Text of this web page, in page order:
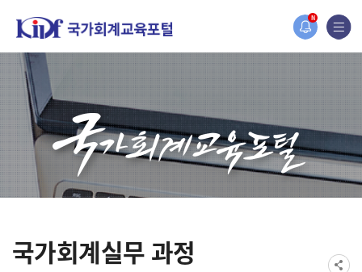
N
홈페이지가 새롭게 개편되었습니다.
한국조세재정연구원홈페이지가 새롭게 개설되었습니다.
국가회계실무 과정